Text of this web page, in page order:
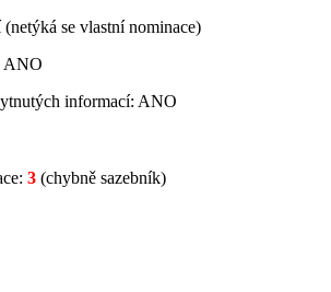
se vlastní nominace)
ANO
informací: ANO
3 (chybně sazebník)